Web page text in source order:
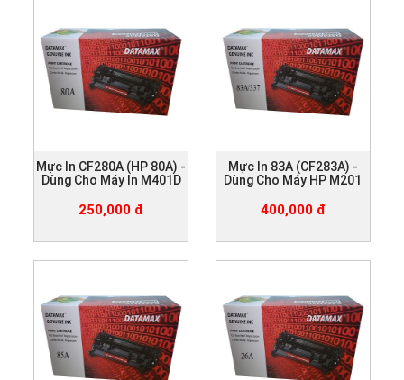
Mực In CF280A (HP 80A) -
Dùng Cho Máy In M401D
250,000 đ
Mực In 83A (CF283A) -
Dùng Cho Máy HP M201
400,000 đ